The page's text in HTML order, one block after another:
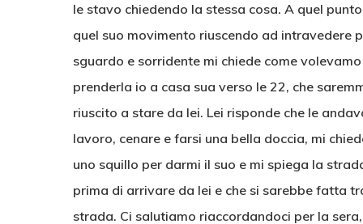
le stavo chiedendo la stessa cosa. A quel
quel suo movimento riuscendo ad intravedere
sguardo e sorridente mi chiede come
prenderla io a casa sua verso le 22, che
riuscito a stare da lei. Lei risponde che le
lavoro, cenare e farsi una bella doccia, mi
uno squillo per darmi il suo e mi spiega la
prima di arrivare da lei e che si sarebbe fatta
strada. Ci salutiamo riaccordandoci per la